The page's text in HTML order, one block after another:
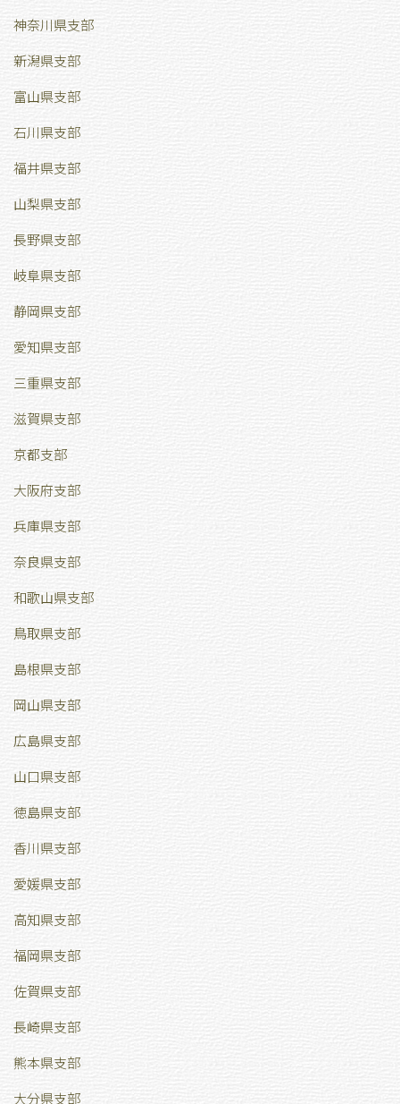
神奈川県支部
新潟県支部
富山県支部
石川県支部
福井県支部
山梨県支部
長野県支部
岐阜県支部
静岡県支部
愛知県支部
三重県支部
滋賀県支部
京都支部
大阪府支部
兵庫県支部
奈良県支部
和歌山県支部
鳥取県支部
島根県支部
岡山県支部
広島県支部
山口県支部
徳島県支部
香川県支部
愛媛県支部
高知県支部
福岡県支部
佐賀県支部
長崎県支部
熊本県支部
大分県支部